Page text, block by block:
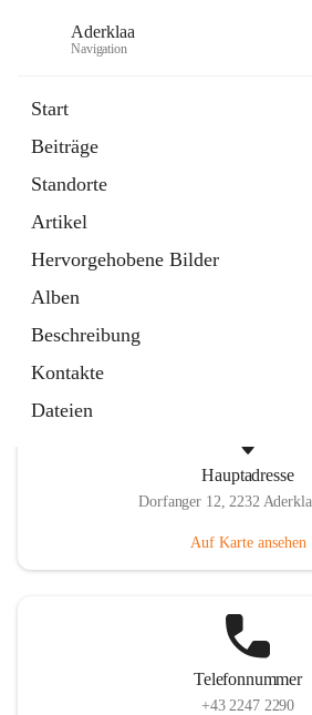
Aderklaa
Navigation
Start
Beiträge
Standorte
Artikel
Hervorgehobene Bilder
Alben
Beschreibung
Kontakte
Dateien
6 Schnellzugriffe
Gemeinde
3 Schnellzugriffe
Hauptadresse
Dorfanger 12, 2232
Auf Karte ansehen
Telefonnummer
+43 2247 2290